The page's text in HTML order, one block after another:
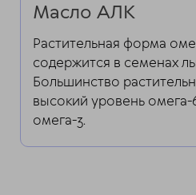
Масло АЛК
Растительная форма
содержится в семенах
Большинство
высокий уровень
омега-3.